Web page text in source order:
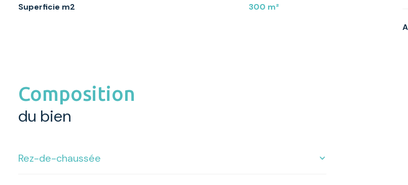
Superficie m2 300 m²
Composition
du bien
Rez-de-chaussée